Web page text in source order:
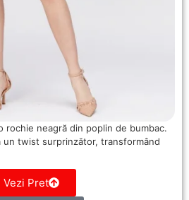
rochie neagră din poplin de bumbac.
un twist surprinzător, transformând
Vezi Pret